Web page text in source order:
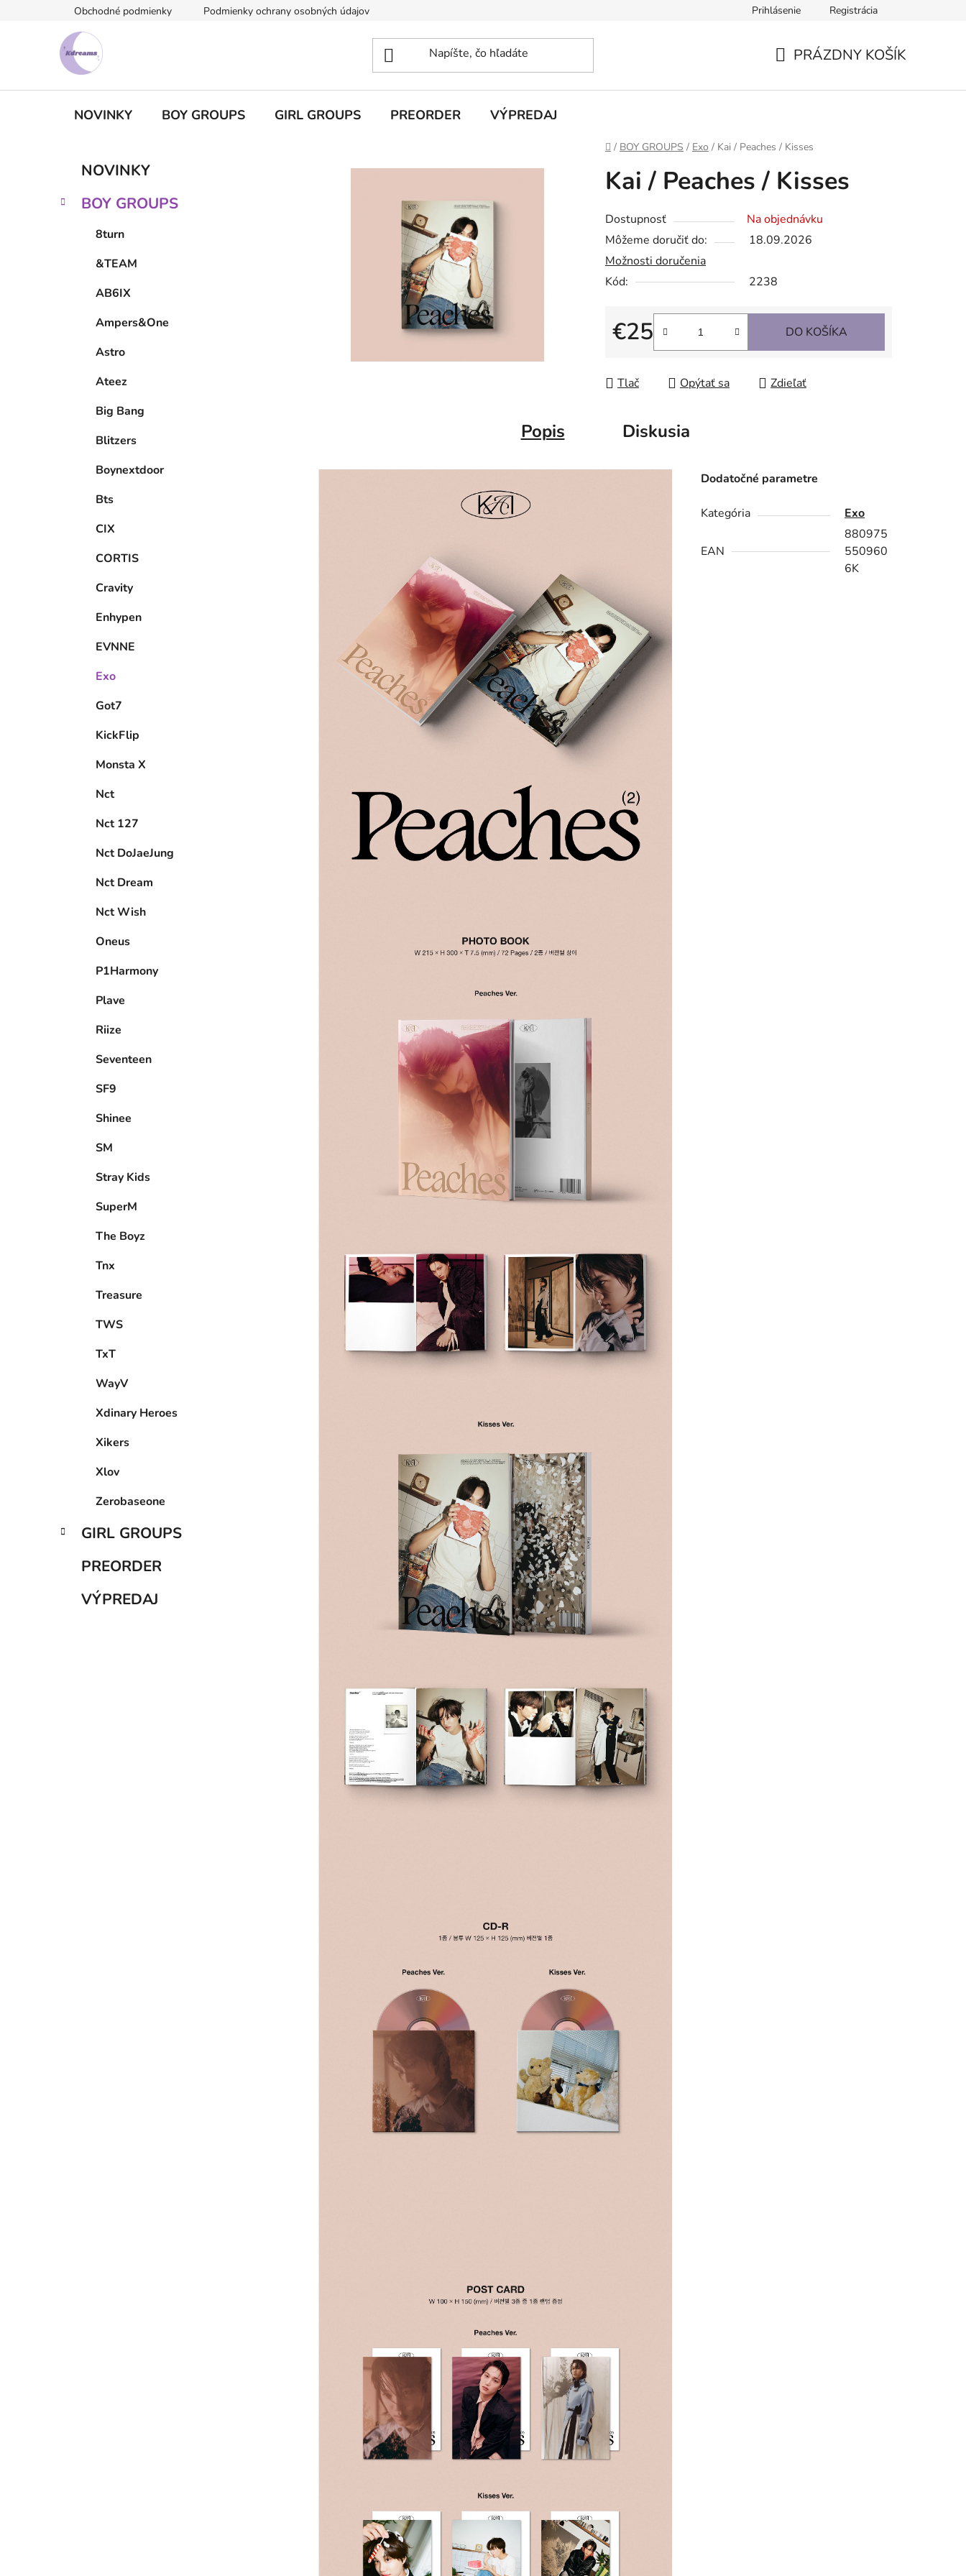
Obchodné podmienky Podmienky ochrany osobných údajov Prihlásenie Registrácia
PRÁZDNY KOŠÍK
NOVINKY BOY GROUPS GIRL GROUPS PREORDER VÝPREDAJ
Domov
/ BOY GROUPS / Exo / Kai / Peaches / Kisses
č
Preskočiť
kategórie
e
NOVINKY
BOY GROUPS
8turn
&TEAM
AB6IX
Ampers&One
Astro
Ateez
Big Bang
Blitzers
Boynextdoor
Bts
CIX
CORTIS
Cravity
Enhypen
EVNNE
Exo
Got7
KickFlip
Monsta X
Nct
Nct 127
Nct DoJaeJung
Nct Dream
Nct Wish
Oneus
P1Harmony
Plave
Riize
Seventeen
SF9
Shinee
SM
Stray Kids
SuperM
The Boyz
Tnx
Treasure
TWS
TxT
WayV
Xdinary Heroes
Xikers
Xlov
Zerobaseone
GIRL GROUPS
PREORDER
VÝPREDAJ
Kai / Peaches / Kisses
Dostupnosť
Na objednávku
Môžeme doručiť do:
18.09.2026
Možnosti doručenia
Kód:
2238
€25
Jednotková cena:
DO KOŠÍKA
Tlač Opýtať sa Zdieľať
Popis Diskusia
Dodatočné parametre
Kategória Exo
EAN
880975
550960
6K